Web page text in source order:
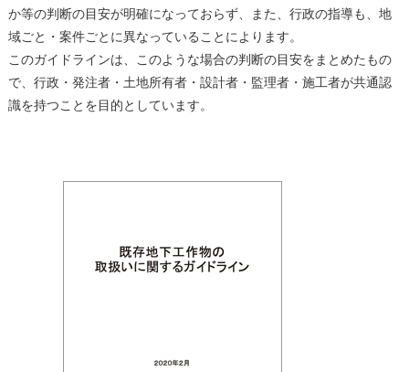
か等の判断の目安が明確になっておらず、また、行政の指導も、地
域ごと・案件ごとに異なっていることによります。
このガイドラインは、このような場合の判断の目安をまとめたもの
で、行政・発注者・土地所有者・設計者・監理者・施工者が共通認
識を持つことを目的としています。